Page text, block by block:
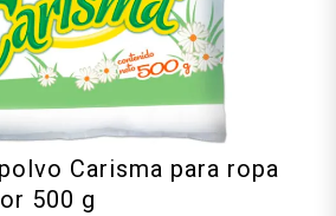
Carisma para ropa
500 g